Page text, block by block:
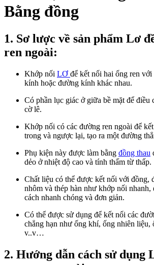
Bằng đồng
1. Sơ lược về sản phẩm Lơ
ren ngoài:
Khớp nối LƠ để kết nối hai ống ren
kính hoặc đường kính khác nhau.
Có phần lục giác ở giữa bề mặt để điều
cờ lê.
Khớp nối có các đường ren ngoài để
trong và ngược lại, tạo ra một đường
Phụ kiện này được làm bằng đồng thau
dẻo ở nhiệt độ cao và tính thấm từ thấp.
Chất liệu có thể được kết nối với đồng,
nhôm và thép hàn như khớp nối nhanh,
cách nhanh chóng và đơn giản.
Có thể được sử dụng để kết nối các
chẳng hạn như ống khí, ống nhiên liệu,
v..v…
2. Hướng dẫn cách sử dụng